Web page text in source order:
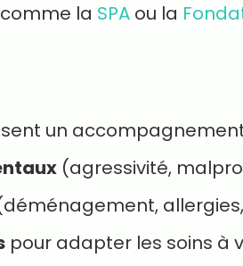
la SPA ou la
un
(agressivité,
pour adapter les soins à